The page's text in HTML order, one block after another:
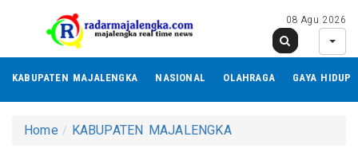
08 Agu 2026
KABUPATEN MAJALENGKA NASIONAL OLAHRAGA GAYA HIDUP
Home KABUPATEN MAJALENGKA